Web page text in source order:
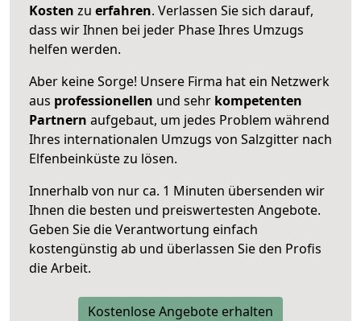
Kosten zu erfahren. Verlassen Sie sich darauf,
dass wir Ihnen bei jeder Phase Ihres Umzugs
helfen werden.
Aber keine Sorge! Unsere Firma hat ein Netzwerk
aus professionellen und sehr kompetenten
Partnern aufgebaut, um jedes Problem während
Ihres internationalen Umzugs von Salzgitter nach
Elfenbeinküste zu lösen.
Innerhalb von nur ca. 1 Minuten übersenden wir
Ihnen die besten und preiswertesten Angebote.
Geben Sie die Verantwortung einfach
kostengünstig ab und überlassen Sie den Profis
die Arbeit.
Kostenlose Angebote erhalten